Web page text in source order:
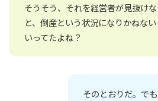
そうそう、それを経営者が見抜け
と、倒産という状況になりかねない
いってたよね？
そのとおりだ。で